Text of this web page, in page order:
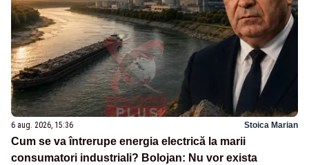
6 aug. 2026, 15:36 Stoica Marian
Cum se va întrerupe energia electrică la marii
consumatori industriali? Bolojan: Nu vor exista